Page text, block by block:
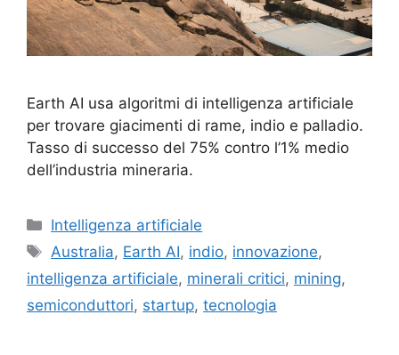
Earth AI usa algoritmi di intelligenza artificiale
per trovare giacimenti di rame, indio e palladio.
Tasso di successo del 75% contro l’1% medio
dell’industria mineraria.
Categorie
Intelligenza artificiale
Tag
Australia, Earth AI, indio, innovazione,
intelligenza artificiale, minerali critici, mining,
semiconduttori, startup, tecnologia